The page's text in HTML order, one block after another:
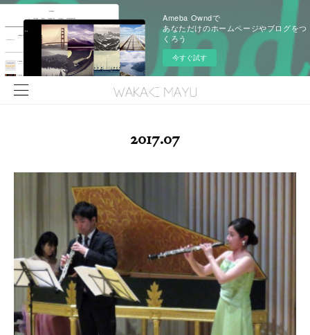
Ameba Owndで
あなただけのホームページやブログをつ
くろう
今すぐ試す
2017.07